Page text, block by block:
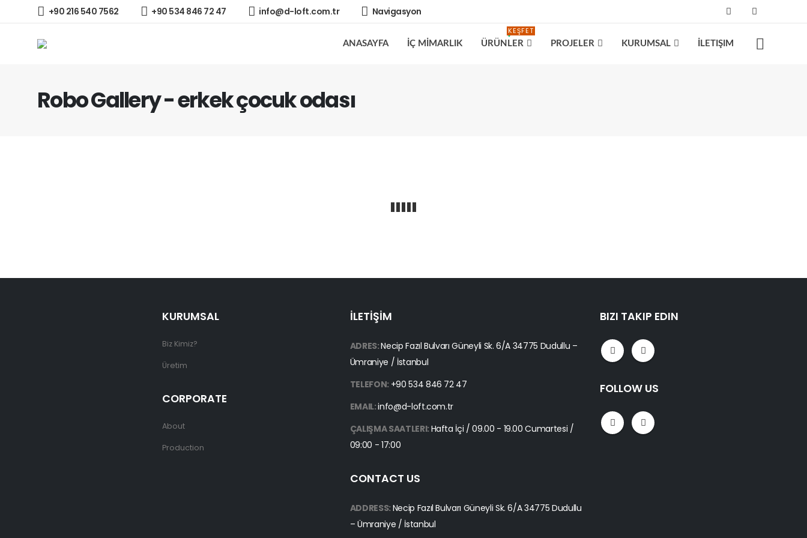
+90 216 540 7562 +90 534 846 72 47 info@d-loft.com.tr Navigasyon
ANASAYFA İÇ MİMARLIK ÜRÜNLER
KEŞFET
PROJELER KURUMSAL İLETIŞIM
Robo Gallery - erkek çocuk odası
KURUMSAL
Biz Kimiz?
Üretim
CORPORATE
About
Production
İLETİŞİM
ADRES:Necip Fazıl Bulvarı Güneyli Sk. 6/A 34775 Dudullu –
Ümraniye / İstanbul
TELEFON: +90 534 846 72 47
EMAIL:info@d-loft.com.tr
ÇALIŞMA SAATLERI: Hafta İçi / 09.00 - 19.00 Cumartesi /
09:00 - 17:00
CONTACT US
ADDRESS: Necip Fazıl Bulvarı Güneyli Sk. 6/A 34775 Dudullu
– Ümraniye / İstanbul
BIZI TAKIP EDIN
FOLLOW US